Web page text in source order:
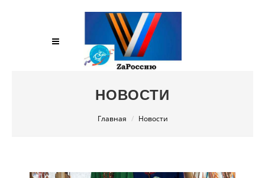
НОВОСТИ
Главная Новости